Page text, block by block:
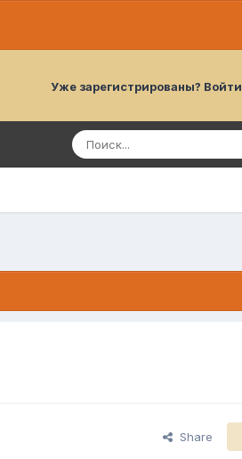
Уже зарегистрированы? Войти
Share